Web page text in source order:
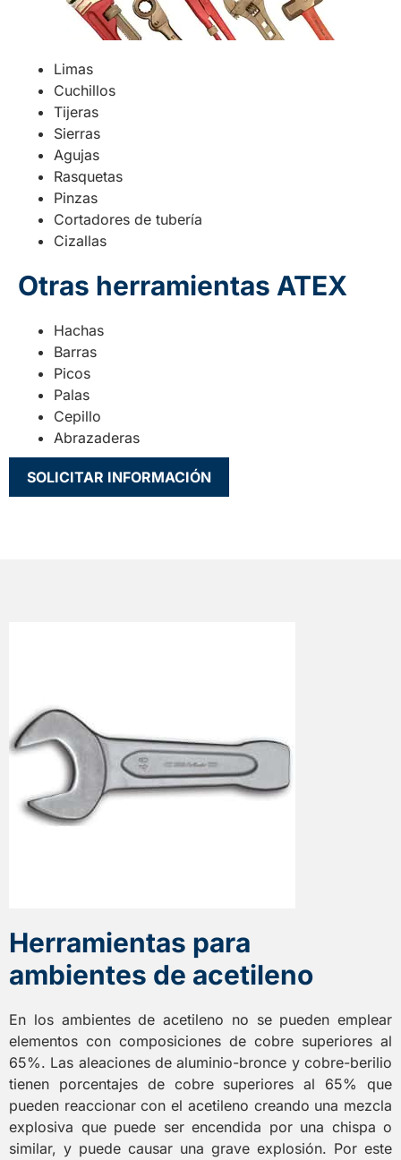
Limas
Cuchillos
Tijeras
Sierras
Agujas
Rasquetas
Pinzas
Cortadores de tubería
Cizallas
Otras herramientas ATEX
Hachas
Barras
Picos
Palas
Cepillo
Abrazaderas
SOLICITAR INFORMACIÓN
Herramientas para
ambientes de acetileno
En los ambientes de acetileno no se pueden emplear
elementos con composiciones de cobre superiores al
65%. Las aleaciones de aluminio-bronce y cobre-berilio
tienen porcentajes de cobre superiores al 65% que
pueden reaccionar con el acetileno creando una mezcla
explosiva que puede ser encendida por una chispa o
similar, y puede causar una grave explosión. Por este